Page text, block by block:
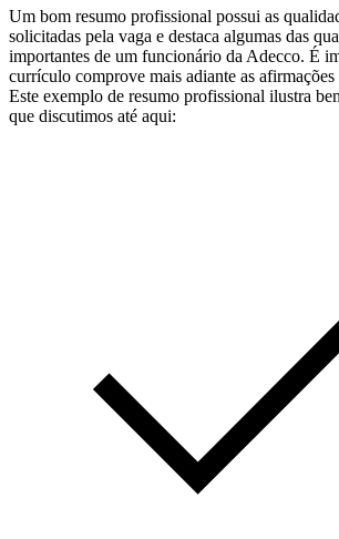
Um bom resumo profissional possui as
solicitadas pela vaga e destaca algumas das
importantes de um funcionário da Adecco. É
currículo comprove mais adiante as afirmações
Este exemplo de resumo profissional ilustra
que discutimos até aqui: